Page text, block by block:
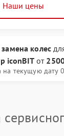
Наши цены
замена колес
iconBITот
на текущую дату